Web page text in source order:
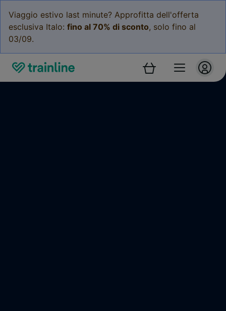
Viaggio estivo last minute? Approfitta dell'offerta
esclusiva Italo: fino al 70% di sconto, solo fino al
03/09.